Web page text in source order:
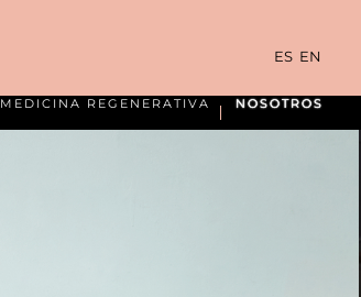
ES EN
MEDICINA REGENERATIVA NOSOTROS